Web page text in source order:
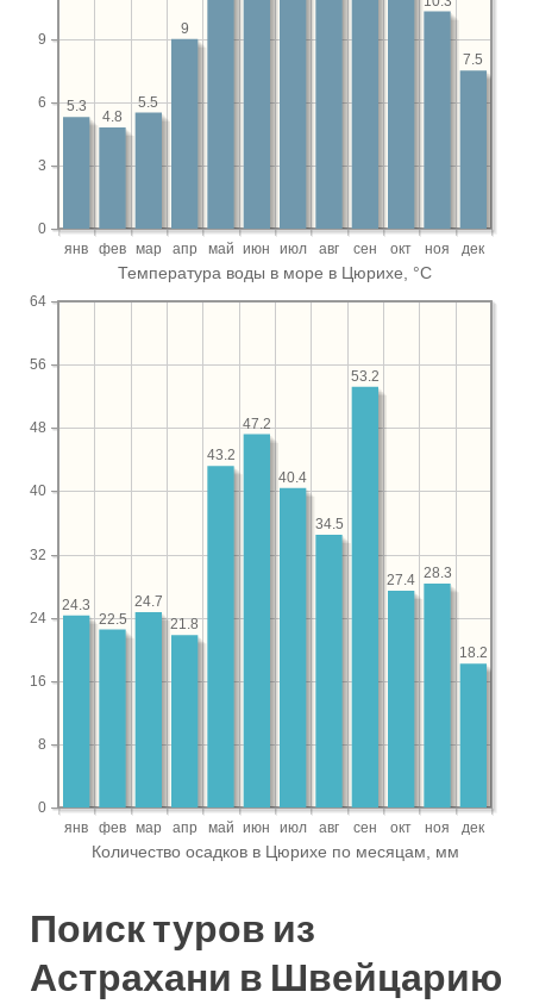
Поиск туров из
Астрахани в Швейцарию